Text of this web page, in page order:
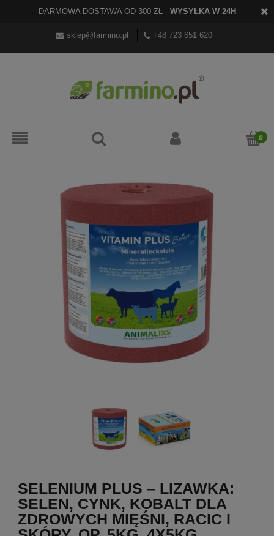
DARMOWA DOSTAWA OD 300 ZŁ - WYSYŁKA W 24H
sklep@farmino.pl +48 723 651 620
SELENIUM PLUS – LIZAWKA:
SELEN, CYNK, KOBALT DLA
ZDROWYCH MIĘŚNI, RACIC I